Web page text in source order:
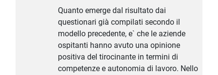
Quanto emerge dal risultato dai
questionari già compilati secondo il
modello precedente, e` che le aziende
ospitanti hanno avuto una opinione
positiva del tirocinante in termini di
competenze e autonomia di lavoro. Nello